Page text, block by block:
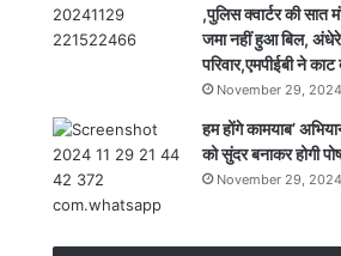
,पुलिस क्वार्टर की सात
जमा नहीं हुआ बिल,
परिवार,एमपीईबी ने काट
November 29, 2024
हम होंगे कामयाब’
को सुंदर बनाकर होगी
November 29, 2024